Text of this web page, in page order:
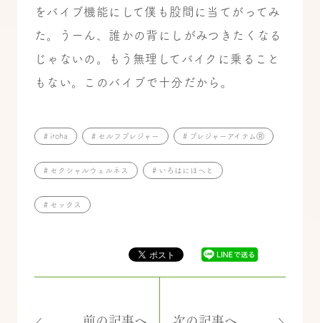
をバイブ機能にして僕も股間に当てがってみ
た。うーん、誰かの背にしがみつきたくなる
じゃないの。もう無理してバイクに乗ること
もない。このバイブで十分だから。
# iroha # セルフプレジャー # プレジャーアイテムⓇ
# セクシャルウェルネス # いろはにほへと
# セックス